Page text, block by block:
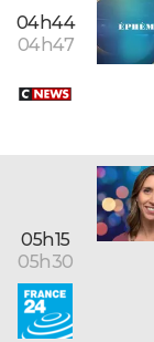
04h44
04h47
05h15
05h30